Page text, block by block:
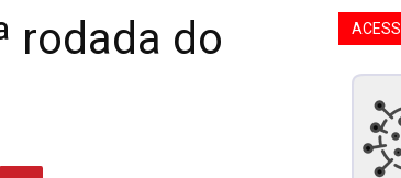
rodada do